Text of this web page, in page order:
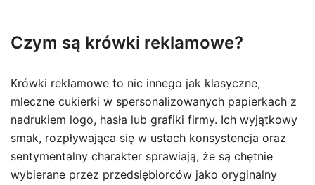
Czym są krówki reklamowe?
Krówki reklamowe to nic innego jak klasyczne,
mleczne cukierki w spersonalizowanych papierkach z
nadrukiem logo, hasła lub grafiki firmy. Ich wyjątkowy
smak, rozpływająca się w ustach konsystencja oraz
sentymentalny charakter sprawiają, że są chętnie
wybierane przez przedsiębiorców jako oryginalny